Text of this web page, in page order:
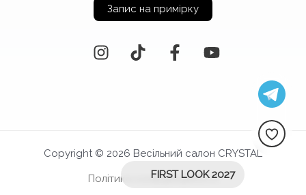
Запис на примірку
Copyright © 2026 Весільний салон CRYSTAL
Політика конфіденційності
FIRST LOOK 2027